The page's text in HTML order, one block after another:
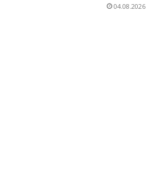
04.08.2026